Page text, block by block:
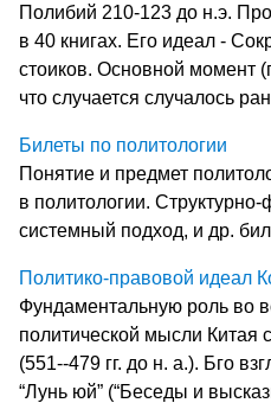
Полибий 210-123 до н.э.
в 40 книгах. Его идеал -
стоиков. Основной момент
что случается случалось
Билеты по политологии
Понятие и предмет
в политологии.
системный подход, и др.
Политико-правовой идеал
Фундаментальную роль во
политической мысли Китая
(551--479 гг. до н. а.). Бго
“Лунь юй” (“Беседы и